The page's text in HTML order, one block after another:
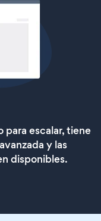
para escalar, tiene
y las
disponibles.